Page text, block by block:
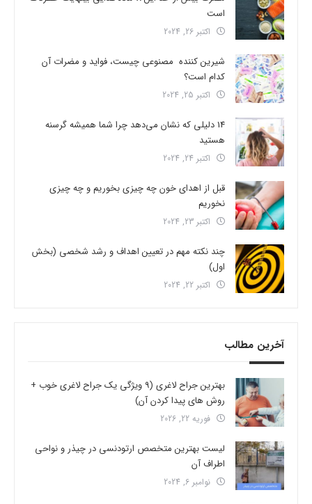
است
اکتبر 26, 2024
شیرین کننده مصنوعی چیست، فواید و مضرات آن
کدام است؟
اکتبر 25, 2024
14 دلیلی که نشان می‌دهد چرا شما همیشه گرسنه
هستید
اکتبر 24, 2024
قبل از اهدای خون چه چیزی بخوریم و چه چیزی
نخوریم
اکتبر 23, 2024
چند نکته مهم در تعیین اهداف و رشد شخصی (بخش
اول)
اکتبر 22, 2024
آخرین مطالب
بهترین جراح لاغری (9 ویژگی یک جراح لاغری خوب +
روش های پیدا کردن آن)
فوریه 22, 2026
لیست بهترین متخصص ارتودنسی در چیذر و نواحی
اطراف آن
نوامبر 6, 2024